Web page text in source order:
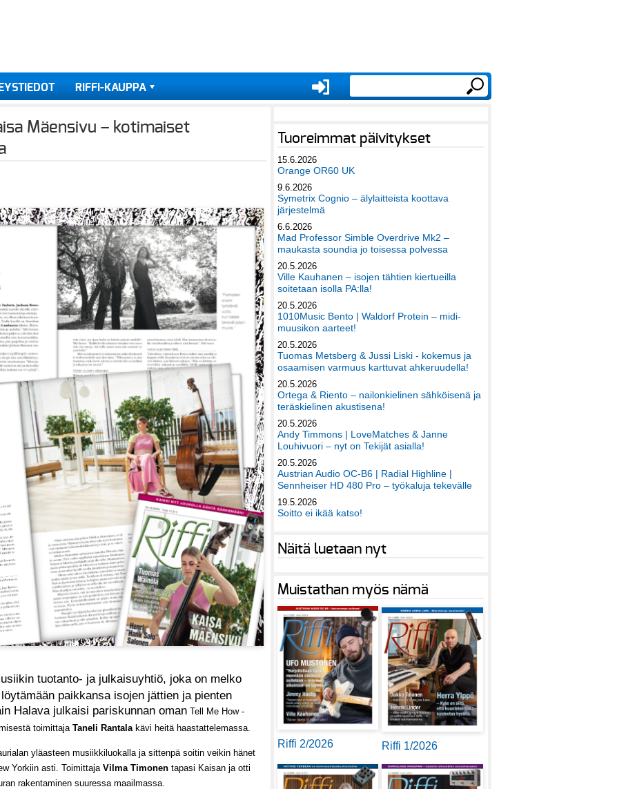
RIFFI-KAUPPA
Mäensivu – kotimaiset
tuotanto- ja julkaisuyhtiö, joka on melko
paikkansa isojen jättien ja pienten
Halava julkaisi pariskunnan omanTell Me How -
toimittaja Taneli Rantalakävi heitä haastattelemassa.
yläasteen musiikkiluokalla ja sittenpä soitin veikin hänet
Yorkiin asti. Toimittaja Vilma Timonen tapasi Kaisan ja otti
rakentaminen suuressa maailmassa.
Tuoreimmat päivitykset
15.6.2026
Orange OR60 UK
9.6.2026
Symetrix Cognio – älylaitteista koottava
järjestelmä
6.6.2026
Mad Professor Simble Overdrive Mk2 –
maukasta soundia jo toisessa polvessa
20.5.2026
Ville Kauhanen – isojen tähtien kiertueilla
soitetaan isolla PA:lla!
20.5.2026
1010Music Bento | Waldorf Protein – midi-
muusikon aarteet!
20.5.2026
Tuomas Metsberg & Jussi Liski - kokemus ja
osaamisen varmuus karttuvat ahkeruudella!
20.5.2026
Ortega & Riento – nailonkielinen sähköisenä ja
teräskielinen akustisena!
20.5.2026
Andy Timmons | LoveMatches & Janne
Louhivuori – nyt on Tekijät asialla!
20.5.2026
Austrian Audio OC-B6 | Radial Highline |
Sennheiser HD 480 Pro – työkaluja tekevälle
19.5.2026
Soitto ei ikää katso!
Näitä luetaan nyt
Muistathan myös nämä
Riffi 2/2026 Riffi 1/2026